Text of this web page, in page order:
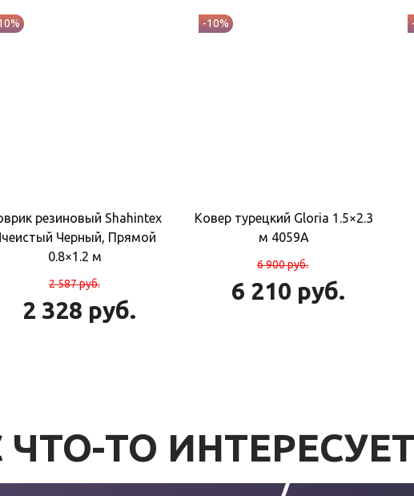
резиновый Shahintex
Черный, Прямой
0.8×1.2 м
2 587руб.
2 328 руб.
-10%
Ковер турецкий Gloria 1.5×2.3
м 4059A
6 900руб.
6 210 руб.
ЧТО-ТО